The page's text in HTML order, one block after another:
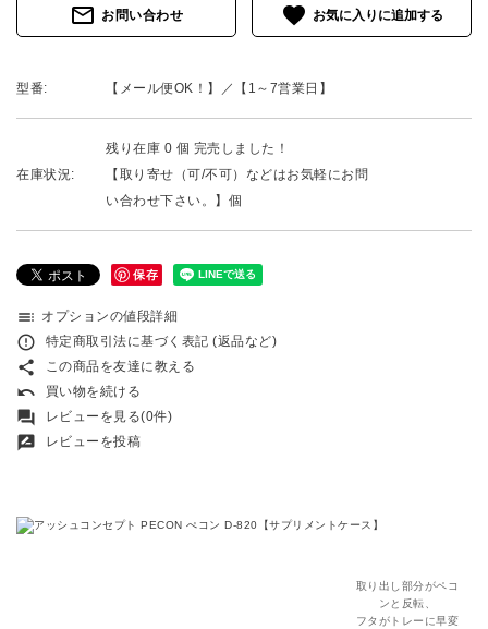
mail_outline お問い合わせ favorite
型番: 【メール便OK！】／【1～7営業日】
在庫状況:
残り在庫 0 個 完売しました！
【取り寄せ（可/不可）などはお気軽にお問
い合わせ下さい。】個
保存
toc オプションの値段詳細
error_outline 特定商取引法に基づく表記 (返品など)
share この商品を友達に教える
undo 買い物を続ける
forum レビューを見る(0件)
rate_review レビューを投稿
取り出し部分がペコ
ンと反転、
フタがトレーに早変